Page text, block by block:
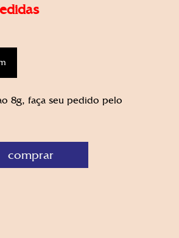
8g, faça seu pedido pelo
comprar